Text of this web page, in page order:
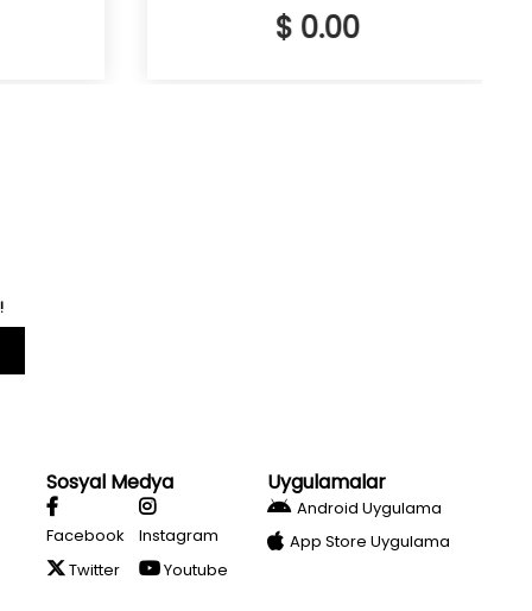
$ 0.00
Sosyal Medya
Facebook
Instagram
Twitter
Youtube
Uygulamalar
Android Uygulama
App Store Uygulama